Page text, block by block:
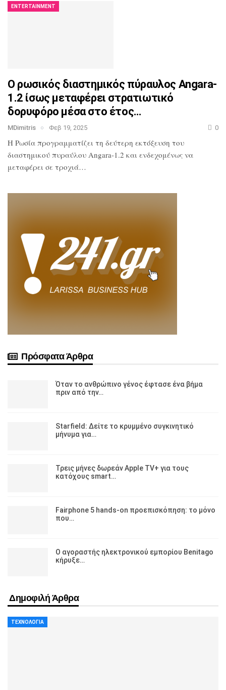
ENTERTAINMENT
Ο ρωσικός διαστημικός πύραυλος Angara-
1.2 ίσως μεταφέρει στρατιωτικό
δορυφόρο μέσα στο έτος…
MDimitris Φεβ 19, 2025 0
Η Ρωσία προγραμματίζει τη δεύτερη εκτόξευση του
διαστημικού πυραύλου Angara-1.2 και ενδεχομένως να
μεταφέρει σε τροχιά…
Πρόσφατα Άρθρα
Όταν το ανθρώπινο γένος έφτασε ένα βήμα
πριν από την…
Starfield: Δείτε το κρυμμένο συγκινητικό
μήνυμα για…
Τρεις μήνες δωρεάν Apple TV+ για τους
κατόχους smart…
Fairphone 5 hands-on προεπισκόπηση: το μόνο
που…
Ο αγοραστής ηλεκτρονικού εμπορίου Benitago
κήρυξε…
Δημοφιλή Άρθρα
ΤΕΧΝΟΛΟΓΊΑ